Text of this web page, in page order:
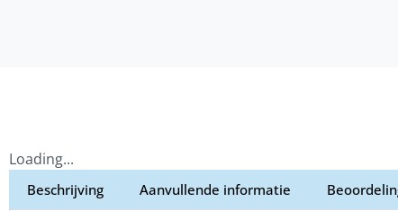
Loading...
Beschrijving Aanvullende informatie